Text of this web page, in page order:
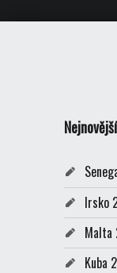
Irsko
Malta
Kuba